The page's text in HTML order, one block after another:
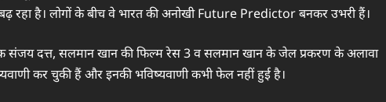
है। लोगों के बीच वे भारत की अनोखी Future Predictor बनकर उभरी हैं।
संजय दत्त, सलमान खान की फिल्‍म रेस 3 व सलमान खान के जेल प्रकरण के अलावा
कर चुकी हैं और इनकी भविष्‍यवाणी कभी फेल नहीं हुई है।